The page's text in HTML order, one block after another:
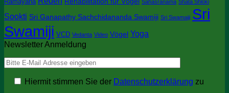
Ramayana Sahasranama Shata Shloki
Sookti Sri Ganapathy Sachchidananda Swamiji Sri Swamaiji Sri
Swamiji VCD Vedanta Video Vögel Yoga
Newsletter Anmeldung
Hiermit stimmen Sie der Datenschutzerklärung zu